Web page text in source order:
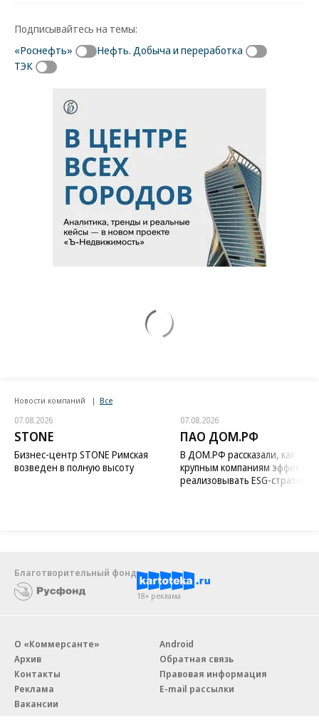
Подписывайтесь на темы:
«Роснефть»
Нефть. Добыча и переработка
ТЭК
Новости компаний Все
07.08.2026
STONE
Бизнес-центр STONE Римская
возведен в полную высоту
07.08.2026
ПАО ДОМ.РФ
В ДОМ.РФ рассказали, как
крупным компаниям
реализовывать ESG-стратегию
Благотворительный фонд
18+ реклама
О «Коммерсанте»
Архив
Контакты
Реклама
Вакансии
Android
Обратная связь
Правовая информация
E-mail рассылки